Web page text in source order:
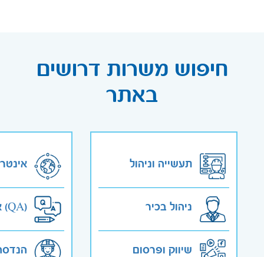
חיפוש משרות דרושים
באתר
תעשייה וניהול
ניהול בכיר
שיווק ופרסום
אבטחת איכות (QA)